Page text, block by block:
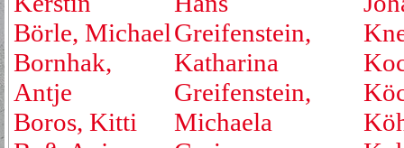
Börle, Michael
Bornhak,
Antje
Boros, Kitti
Greifenstein,
Katharina
Greifenstein,
Michaela